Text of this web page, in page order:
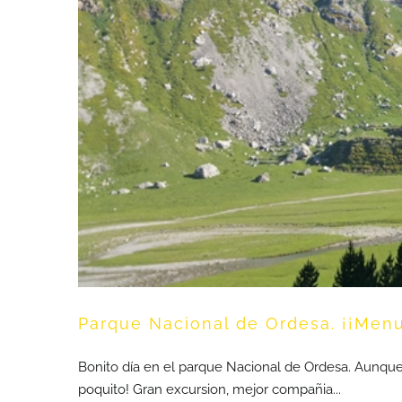
Parque Nacional de Ordesa.
Bonito día en el parque Nacional de Ordesa.
poquito! Gran excursion, mejor compañia...